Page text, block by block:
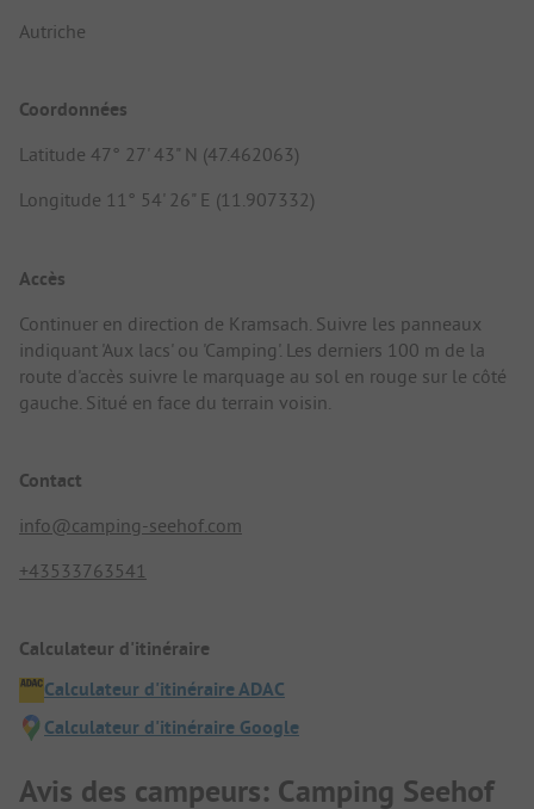
Autriche
Coordonnées
Latitude 47° 27' 43" N (47.462063)
Longitude 11° 54' 26" E (11.907332)
Accès
Continuer en direction de Kramsach. Suivre les panneaux
indiquant 'Aux lacs' ou 'Camping'. Les derniers 100 m de la
route d'accès suivre le marquage au sol en rouge sur le côté
gauche. Situé en face du terrain voisin.
Contact
info@camping-seehof.com
+43533763541
Calculateur d'itinéraire
Calculateur d'itinéraire ADAC
Calculateur d'itinéraire Google
Avis des campeurs: Camping Seehof